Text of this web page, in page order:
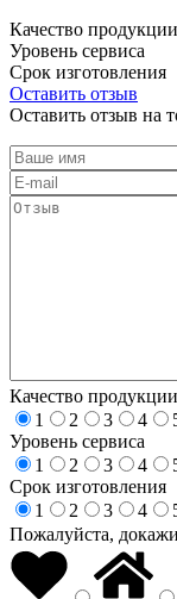
Качество продукции
Уровень сервиса
Срок изготовления
Оставить отзыв
Оставить отзыв на
Качество продукции
1
2 3 4
Уровень сервиса
1
2 3 4
Срок изготовления
1
2 3 4
Пожалуйста,